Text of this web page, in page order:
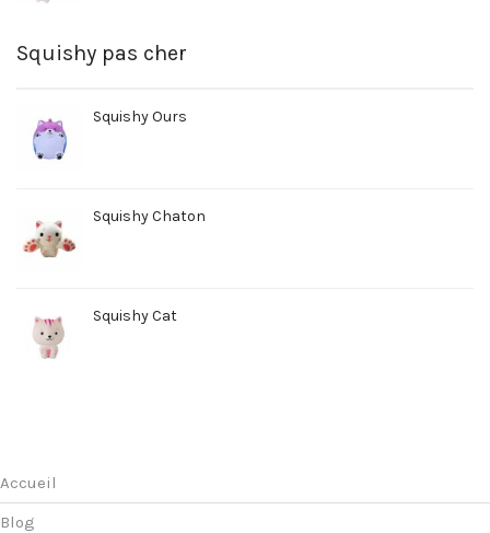
Squishy pas cher
Squishy Ours
Squishy Chaton
Squishy Cat
Accueil
Blog